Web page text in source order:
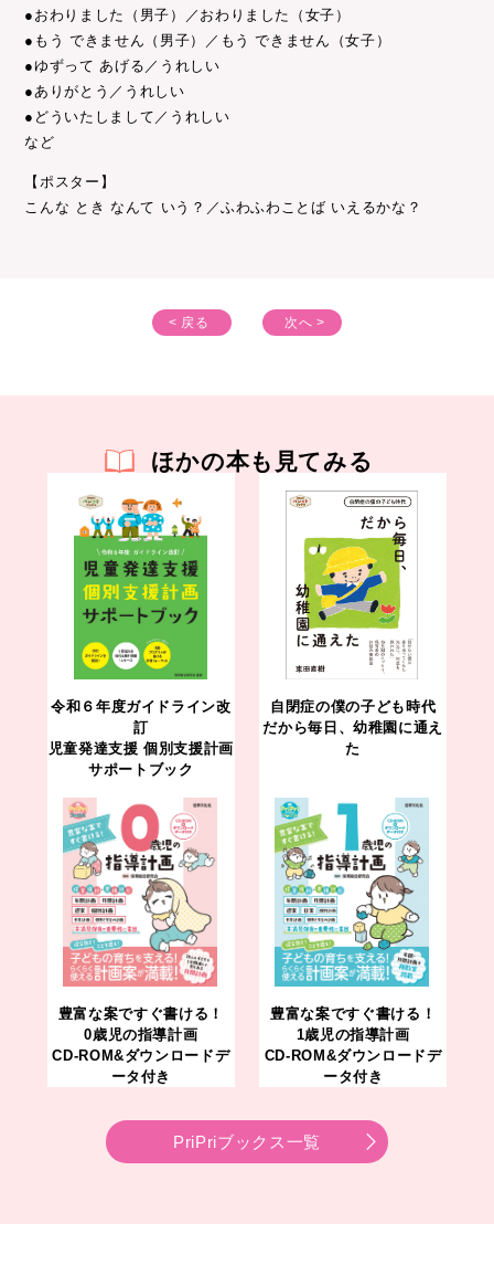
●おわりました（男子）／おわりました（女子）
●もう できません（男子）／もう できません（女子）
●ゆずって あげる／うれしい
●ありがとう／うれしい
●どういたしまして／うれしい
など
【ポスター】
こんな とき なんて いう？／ふわふわことば いえるかな？
< 戻る 次へ >
ほかの本も見てみる
令和６年度ガイドライン改
訂
児童発達支援 個別支援計画
サポートブック
自閉症の僕の子ども時代
だから毎日、幼稚園に通え
た
豊富な案ですぐ書ける！
0歳児の指導計画
CD-ROM&ダウンロードデ
ータ付き
豊富な案ですぐ書ける！
1歳児の指導計画
CD-ROM&ダウンロードデ
ータ付き
PriPriブックス一覧